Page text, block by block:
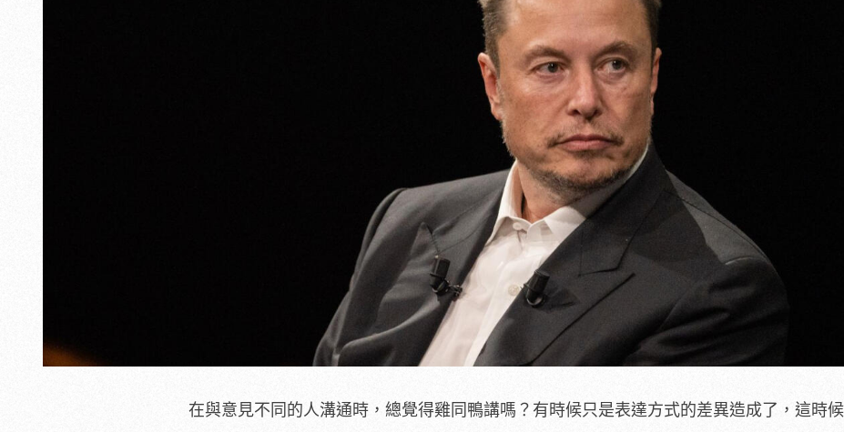
在與意見不同的人溝通時，總覺得雞同鴨講嗎？有時候只是表達方式的差異造成了，這時